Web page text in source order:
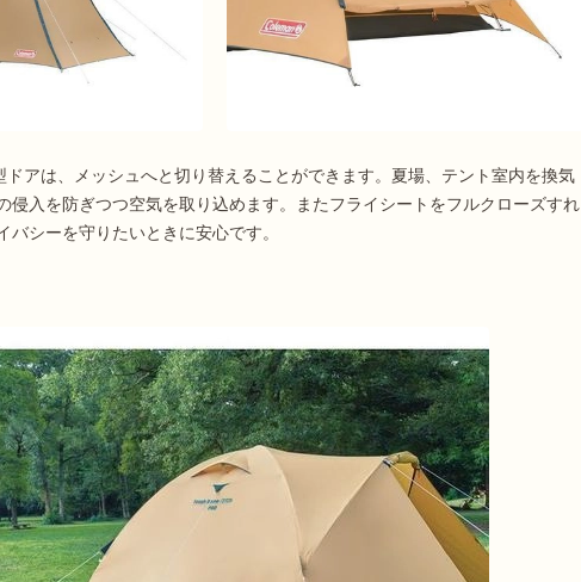
ドアは、メッシュへと切り替えることができます。夏場、テント室内を換気
侵入を防ぎつつ空気を取り込めます。またフライシートをフルクローズすれ
バシーを守りたいときに安心です。